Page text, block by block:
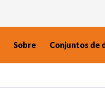
Sobre Conjuntos de